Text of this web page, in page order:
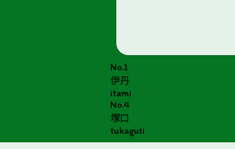
No.1
伊丹
itami
No.4
塚口
tukaguti